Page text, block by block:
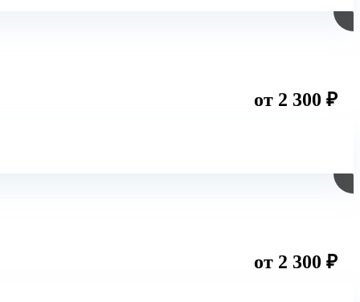
от 2 300 ₽
от 2 300 ₽